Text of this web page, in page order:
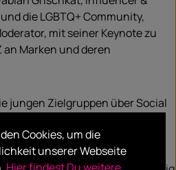
die LGBTQ+ Community,
mit seiner Keynote zu
an Marken und deren
jungen Zielgruppen über Social
Video-Content
er verschiedene Influencer
er selbst Kooperationen mit
Cookies, um die
unserer Webseite
Hier findest Du weitere